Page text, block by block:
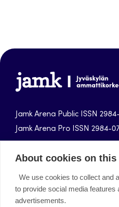
Jamk-
arena
Jamk Arena Public ISSN
Jamk Arena Pro ISSN 2984-
Jamk University of Applied
FacebookInstagram
Linkedin
About cookies on
We use cookies to collect and
to provide social media
advertisements.